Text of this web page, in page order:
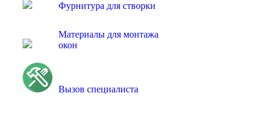
Фурнитура для створки
Материалы для монтажа
окон
Вызов специалиста